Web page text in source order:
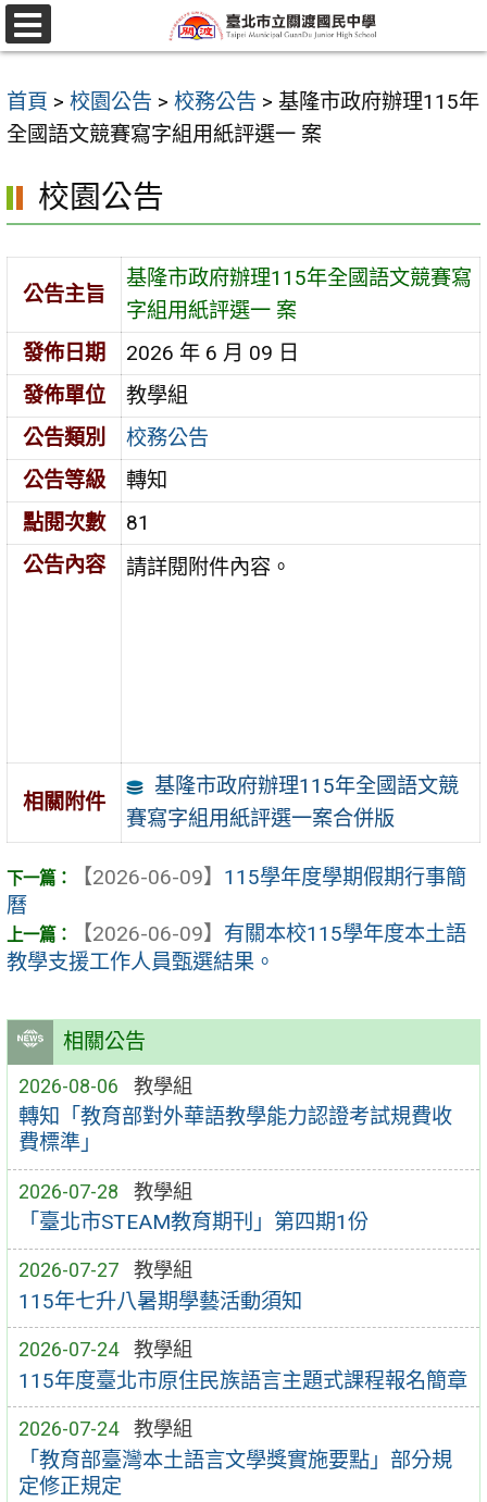
跳
至
要
內
區
選
單
首頁 > 校園公告 > 校務公告 > 基隆市政府辦理115年
全國語文競賽寫字組用紙評選一 案
相關公告
2026-08-06 教學組
轉知「教育部對外華語教學能力認證考試規費收
費標準」
2026-07-28 教學組
「臺北市STEAM教育期刊」第四期1份
2026-07-27 教學組
115年七升八暑期學藝活動須知
2026-07-24 教學組
115年度臺北市原住民族語言主題式課程報名簡章
2026-07-24 教學組
「教育部臺灣本土語言文學獎實施要點」部分規
定修正規定
校園公告
公告主旨
基隆市政府辦理115年全國語文競賽寫
字組用紙評選一 案
發佈日期
2026 年 6 月 09 日
發佈單位
教學組
公告類別
校務公告
公告等級
轉知
點閱次數
81
公告內容
請詳閱附件內容。
相關附件
基隆市政府辦理115年全國語文競
賽寫字組用紙評選一案合併版
【2026-06-09】 115學年度學期假期行事簡
曆
【2026-06-09】 有關本校115學年度本土語
教學支援工作人員甄選結果。